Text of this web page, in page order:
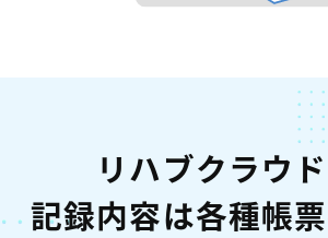
リハブクラウ
記録内容は各種帳